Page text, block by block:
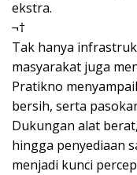
ekstra.
¬†
Tak hanya
masyarakat juga
Pratikno
bersih, serta
Dukungan alat
hingga penyediaan
menjadi kunci